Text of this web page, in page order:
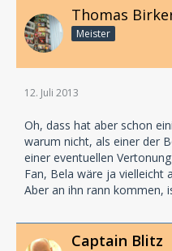
Thomas
Meister
12. Juli 2013
Oh, dass hat aber schon
warum nicht, als einer der
einer eventuellen
Fan, Bela wäre ja vielleicht
Aber an ihn rann kommen,
Captain Blitz